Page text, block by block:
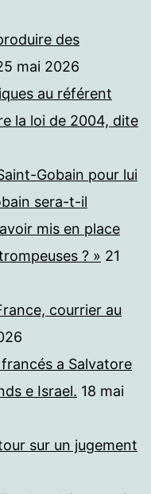
des
mai 2026
au référent
la loi de 2004, dite
Gobain pour lui
sera-t-il
mis en place
? » 21
courrier au
a Salvatore
e Israel. 18 mai
sur un jugement